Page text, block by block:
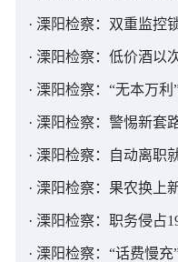
· 溧阳检察：双重监控
· 溧阳检察：低价酒以
· 溧阳检察：“无本万利
· 溧阳检察：警惕新套
条
· 溧阳检察：自动离职
· 溧阳检察：果农换上
· 溧阳检察：职务侵占
· 溧阳检察：“话费慢